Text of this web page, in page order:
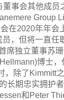
事会其他成员
Group
在2020年年会
，但将一直任
席独立董事苏珊
博士，
，除了Kimmitt
长期忠实拥护
和Peter